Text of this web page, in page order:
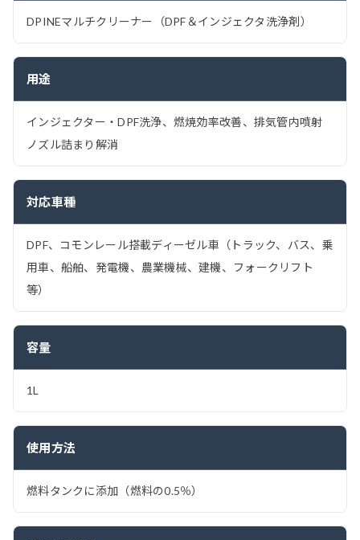
DPINEマルチクリーナー（DPF＆インジェクタ洗浄剤）
用途
インジェクター・DPF洗浄、燃焼効率改善、排気管内噴射
ノズル詰まり解消
対応車種
DPF、コモンレール搭載ディーゼル車（トラック、バス、乗
用車、船舶、発電機、農業機械、建機、フォークリフト
等）
容量
1L
使用方法
燃料タンクに添加（燃料の0.5％）